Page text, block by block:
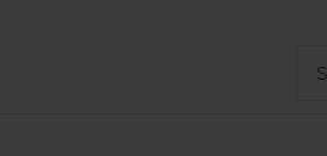
nach